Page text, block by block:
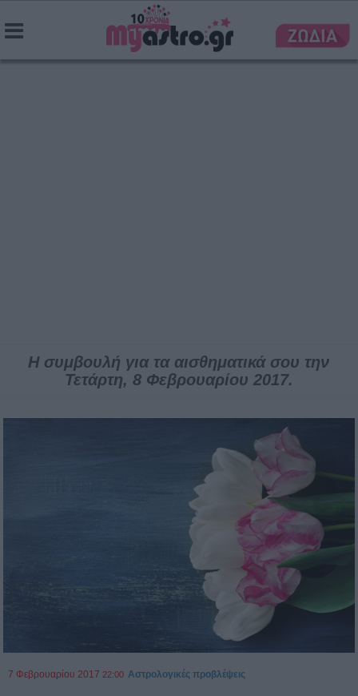
Η συμβουλή για τα αισθηματικά σου την
Τετάρτη, 8 Φεβρουαρίου 2017.
7 Φεβρουαρίου 2017 22:00 Αστρολογικές προβλέψεις